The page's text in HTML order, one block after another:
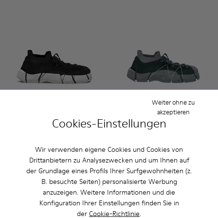
Cookies-Einstellungen
Wir verwenden eigene Cookies und Cookies von
Drittanbietern zu Analysezwecken und um Ihnen auf
der Grundlage eines Profils Ihrer Surfgewohnheiten (z.
B. besuchte Seiten) personalisierte Werbung
anzuzeigen. Weitere Informationen und die
Konfiguration Ihrer Einstellungen finden Sie in
der Cookie-Richtlinie.
Weiter ohne zu
akzeptieren
Custom Roku - K100953-999-R002 - Herrensneaker zum
Custom Roku - K100953-007 - Grüner, blauer
Custom Roku - K100953-003 - Weiße Textil-
Custom Roku - K100953-001 -
Custom Roku - K100953-010 -
Custom Roku -Custom Roku -
Personalisieren
Custom Roku - K100953-
Custom Roku -
180 €
Personalisieren